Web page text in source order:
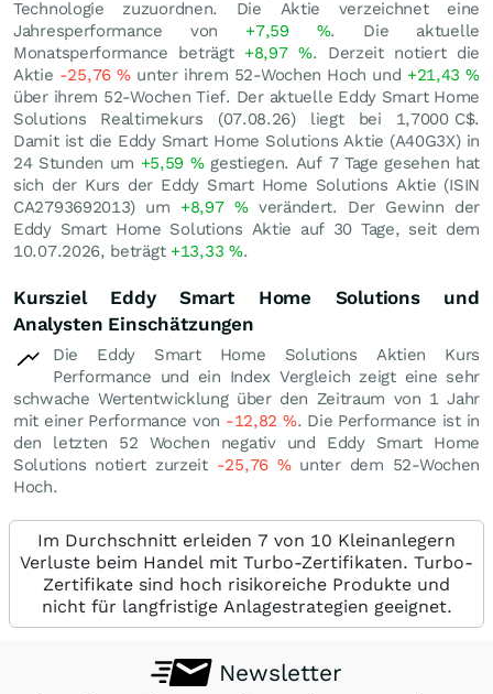
Technologie zuzuordnen. Die Aktie verzeichnet eine
Jahresperformance von +7,59 %. Die aktuelle
Monatsperformance beträgt +8,97%. Derzeit notiert die
Aktie -25,76%unter ihrem 52-Wochen Hoch und +21,43%
über ihrem 52-Wochen Tief. Der aktuelle Eddy Smart Home
Solutions Realtimekurs (07.08.26) liegt bei 1,7000 C$.
Damit ist die Eddy Smart Home Solutions Aktie (A40G3X) in
24 Stunden um +5,59 %gestiegen. Auf 7 Tage gesehen hat
sich der Kurs der Eddy Smart Home Solutions Aktie (ISIN
CA2793692013) um +8,97 %verändert. Der Gewinn der
Eddy Smart Home Solutions Aktie auf 30 Tage, seit dem
10.07.2026, beträgt +13,33 %.
Kursziel Eddy Smart Home Solutions und
Analysten Einschätzungen
Die Eddy Smart Home Solutions Aktien Kurs
Performance und ein Index Vergleich zeigt eine sehr
schwache Wertentwicklung über den Zeitraum von 1 Jahr
mit einer Performance von -12,82 %. Die Performance ist in
den letzten 52 Wochen negativ und Eddy Smart Home
Solutions notiert zurzeit -25,76 %unter dem 52-Wochen
Hoch.
Im Durchschnitt erleiden 7 von 10 Kleinanlegern
Verluste beim Handel mit Turbo-Zertifikaten. Turbo-
Zertifikate sind hoch risikoreiche Produkte und
nicht für langfristige Anlagestrategien geeignet.
Newsletter